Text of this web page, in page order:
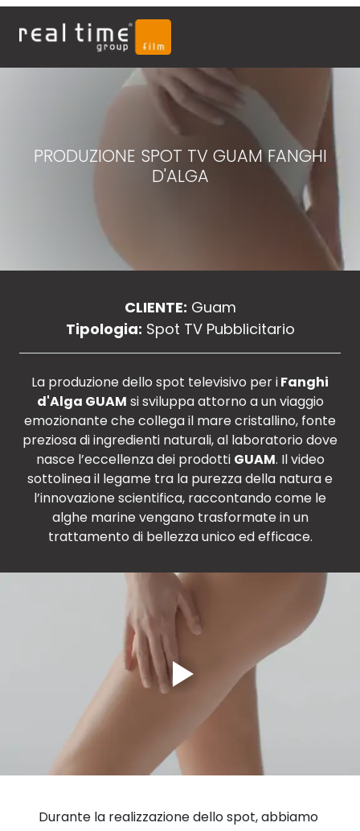
PRODUZIONE SPOT TV GUAM FANGHI
D'ALGA
CLIENTE: Guam
Tipologia: Spot TV Pubblicitario
La produzione dello spot televisivo per iFanghi
d'Alga GUAM si sviluppa attorno a un viaggio
emozionante che collega il mare cristallino, fonte
preziosa di ingredienti naturali, al laboratorio dove
nasce l’eccellenza dei prodotti GUAM. Il video
sottolinea il legame tra la purezza della natura e
l’innovazione scientifica, raccontando come le
alghe marine vengano trasformate in un
trattamento di bellezza unico ed efficace.
Durante la realizzazione dello spot, abbiamo